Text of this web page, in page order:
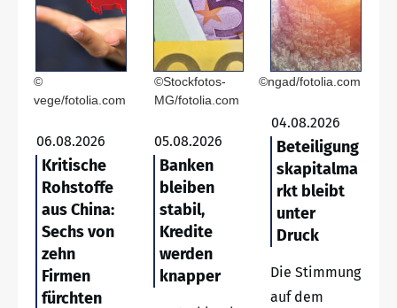
©
vege/fotolia.com
06.08.2026
Kritische
Rohstoffe
aus China:
Sechs von
zehn
Firmen
fürchten
©Stockfotos-
MG/fotolia.com
05.08.2026
Banken
bleiben
stabil,
Kredite
werden
knapper
©ngad/fotolia.com
04.08.2026
Beteiligung
skapitalma
rkt bleibt
unter
Druck
Die Stimmung
auf dem